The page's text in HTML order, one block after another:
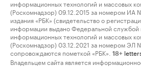
информационных технологий и массовых
(Роскомнадзор) 09.12.2015 за номером ИА
издания «РБК» (свидетельство о
информации выдано Федеральной службой
информационных технологий и массовых
(Роскомнадзор) 03.12.2021 за номером
сопровождаются пометкой «РБК».
18+
Владельцем сайта является